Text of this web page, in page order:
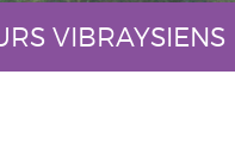
VIBRAYSIENS